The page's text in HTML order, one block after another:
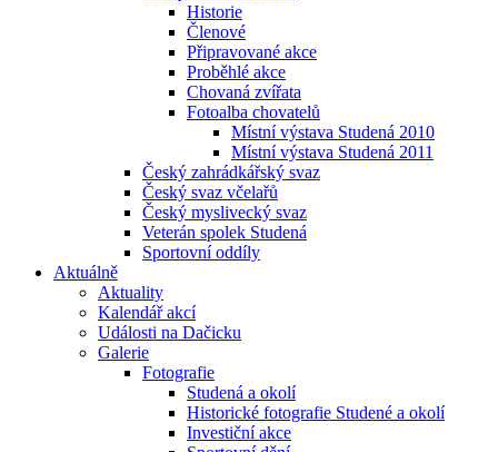
Historie
Členové
Připravované akce
Proběhlé akce
Chovaná zvířata
Fotoalba chovatelů
Místní výstava Studená 2010
Místní výstava Studená 2011
Český zahrádkářský svaz
Český svaz včelařů
Český myslivecký svaz
Veterán spolek Studená
Sportovní oddíly
Aktuálně
Aktuality
Kalendář akcí
Události na Dačicku
Galerie
Fotografie
Studená a okolí
Historické fotografie Studené a okolí
Investiční akce